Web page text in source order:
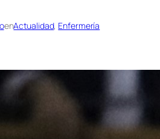
enActualidad, Enfermería